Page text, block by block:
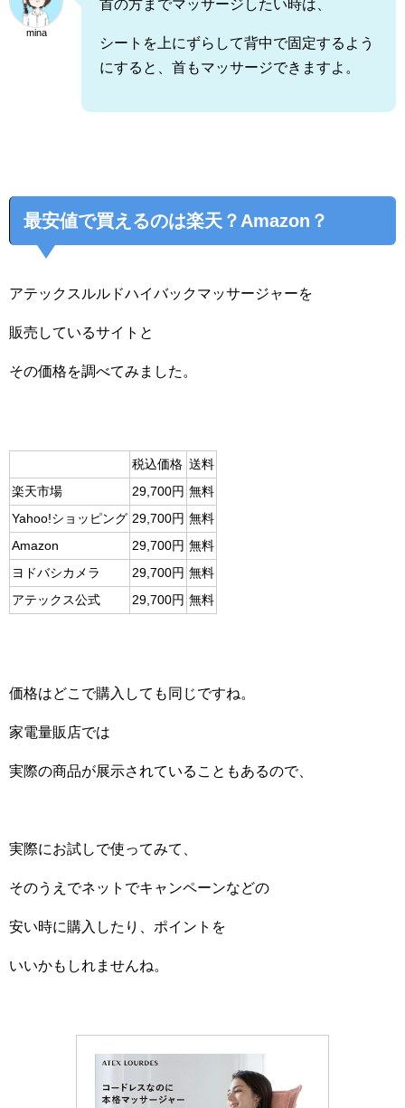
mina
首の方までマッサージしたい時は、
シートを上にずらして背中で固定するよう
にすると、首もマッサージできますよ。
最安値で買えるのは楽天？Amazon？
アテックスルルドハイバックマッサージャーを
販売しているサイトと
その価格を調べてみました。
税込価格 送料
楽天市場
29,700円 無料
Yahoo!ショッピング 29,700円 無料
Amazon
29,700円 無料
ヨドバシカメラ
29,700円 無料
アテックス公式
29,700円 無料
価格はどこで購入しても同じですね。
家電量販店では
実際の商品が展示されていることもあるので、
実際にお試しで使ってみて、
そのうえでネットでキャンペーンなどの
安い時に購入したり、ポイントを
いいかもしれませんね。